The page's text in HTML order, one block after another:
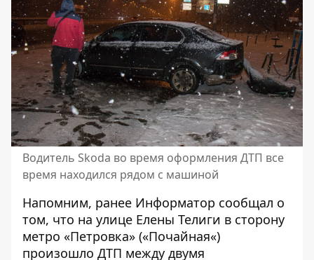
Водитель Skoda во время оформления ДТП все
время находился рядом с машиной
Напомним, ранее Информатор сообщал о
том, что на улице Елены Телиги в сторону
метро «Петровка» («Почайная«)
произошло ДТП между двумя